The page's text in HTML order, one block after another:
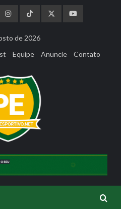
de 2026
Equipe Anuncie Contato